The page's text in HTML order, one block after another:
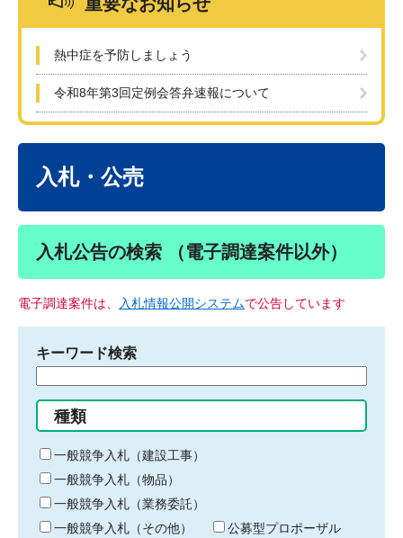
熱中症を予防しましょう
令和8年第3回定例会答弁速報について
入札・公売
入札公告の検索 （電子調達案件以外）
電子調達案件は、 入札情報公開システムで公告しています
キーワード検索
る
キ
ー
ワ
ー
ド
種類
一般競争入札（建設工事）
一般競争入札（物品）
一般競争入札（業務委託）
一般競争入札（その他）
公募型プロポーザル